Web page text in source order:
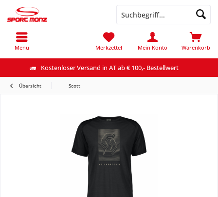
Kostenloser Versand in AT ab € 100,- Bestellwert
Menü Warenkorb
Merkzettel Mein Konto
Übersicht Scott